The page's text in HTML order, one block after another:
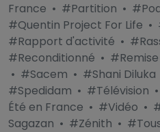
France • #Partition •
#Quentin Project For Life •
#Rapport d'activité •
#Reconditionné •
• #Sacem • #Shani Diluka
#Spedidam • #Télévision •
Été en France • #Vidéo •
Sagazan • #Zénith •